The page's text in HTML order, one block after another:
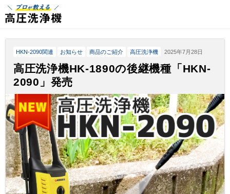
HKN-2090関連 お知らせ 商品のご紹介 高圧洗浄機 2025年7月28日
高圧洗浄機HK-1890の後継機種「HKN-
2090」発売